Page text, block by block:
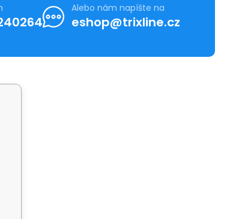
Alebo nám napíšte na
eshop@trixline.cz